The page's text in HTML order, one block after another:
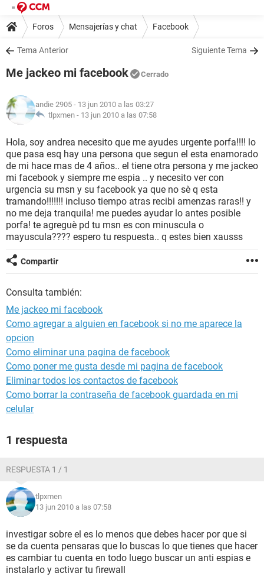
Foros Mensajerías y chat Facebook
Tema Anterior Siguiente Tema
Me jackeo mi facebook Cerrado
andie 2905 - 13 jun 2010 a las 03:27
tlpxmen - 13 jun 2010 a las 07:58
Hola, soy andrea necesito que me ayudes urgente porfa!!!! lo
que pasa esq hay una persona que segun el esta enamorado
de mi hace mas de 4 años.. el tiene otra persona y me jackeo
mi facebook y siempre me espia .. y necesito ver con
urgencia su msn y su facebook ya que no sè q esta
tramando!!!!!!! incluso tiempo atras recibi amenzas raras!! y
no me deja tranquila! me puedes ayudar lo antes posible
porfa! te agreguè pd tu msn es con minuscula o
mayuscula???? espero tu respuesta.. q estes bien xausss
Compartir
Consulta también:
Me jackeo mi facebook
Como agregar a alguien en facebook si no me aparece la
opcion
Como eliminar una pagina de facebook
Como poner me gusta desde mi pagina de facebook
Eliminar todos los contactos de facebook
Como borrar la contraseña de facebook guardada en mi
celular
1 respuesta
RESPUESTA 1 / 1
tlpxmen
13 jun 2010 a las 07:58
investigar sobre el es lo menos que debes hacer por que si
se da cuenta pensaras que lo buscas lo que tienes que hacer
es cambiar tu cuenta en todo luego buscar un anti espias e
instalarlo y activar tu firewall